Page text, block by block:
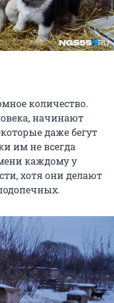
количество.
начинают
даже бегут
им не всегда
каждому у
хотя они делают